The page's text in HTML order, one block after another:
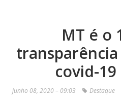
MT é o
covid-
junho 08, 2020 – 09:03 Destaque